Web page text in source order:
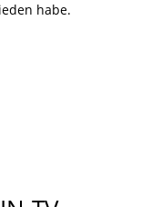
habe.